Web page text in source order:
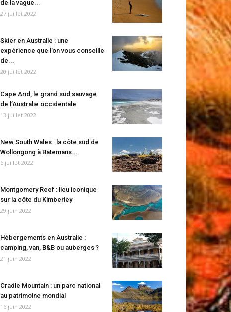
de la vague...
27 juillet 2022
Skier en Australie : une
expérience que l’on vous conseille
de...
20 juillet 2022
Cape Arid, le grand sud sauvage
de l’Australie occidentale
13 juillet 2022
New South Wales : la côte sud de
Wollongong à Batemans...
6 juillet 2022
Montgomery Reef : lieu iconique
sur la côte du Kimberley
29 juin 2022
Hébergements en Australie :
camping, van, B&B ou auberges ?
21 juin 2022
Cradle Mountain : un parc national
au patrimoine mondial
16 juin 2022